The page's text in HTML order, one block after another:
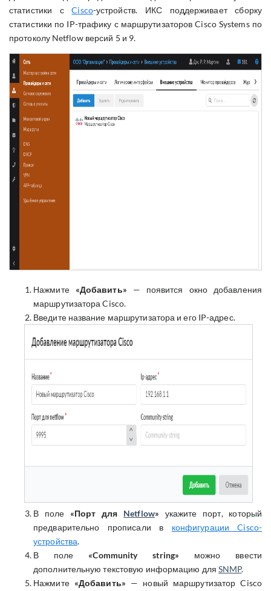
статистики сCisco-устройств. ИКС поддерживает сборку
статистики по IP-трафику с маршрутизаторов Cisco Systems по
протоколу Netflow версий 5 и 9.
Нажмите «Добавить» — появится окно добавления
маршрутизатора Cisco.
Введите название маршрутизатора и его IP-адрес.
В поле «Порт для Netflow» укажите порт, который
предварительно прописали в конфигурации Cisco-
устройства.
В поле «Community string» можно ввести
дополнительную текстовую информацию для SNMP.
Нажмите «Добавить» — новый маршрутизатор Cisco